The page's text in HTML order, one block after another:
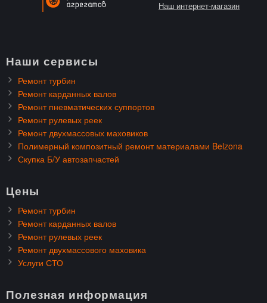
Наш интернет-магазин
Наши сервисы
Ремонт турбин
Ремонт карданных валов
Ремонт пневматических суппортов
Ремонт рулевых реек
Ремонт двухмассовых маховиков
Полимерный композитный ремонт материалами Belzona
Скупка Б/У автозапчастей
Цены
Ремонт турбин
Ремонт карданных валов
Ремонт рулевых реек
Ремонт двухмассового маховика
Услуги СТО
Полезная информация